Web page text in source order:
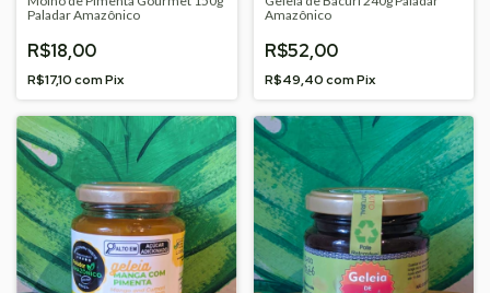
Paladar Amazônico
R$18,00
R$17,10comPix
Amazônico
R$52,00
R$49,40comPix